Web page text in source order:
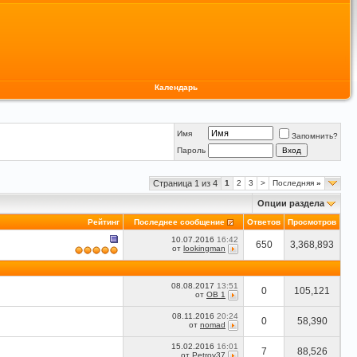
Календарь
Имя
Запомнить?
Пароль
Страница 1 из 4 1 2 3 > Последняя »
Опции раздела
Рейтинг Последнее сообщение Ответов Просмотров
10.07.2016 16:42
от lookingman 650 3,368,893
08.08.2017 13:51
от OB 1 0 105,121
08.11.2016 20:24
от nomad 0 58,390
15.02.2016 16:01
от Petrov37 7 88,526